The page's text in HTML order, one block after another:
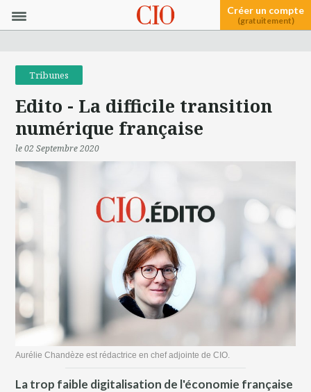
Créer un compte
(gratuitement)
Tribunes
Edito - La difficile transition
numérique française
le 02 Septembre 2020
Aurélie Chandèze est rédactrice en chef adjointe de CIO.
La trop faible digitalisation de l'économie française